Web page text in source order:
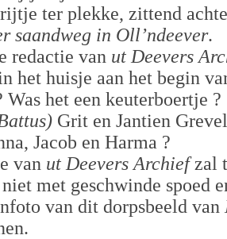
ter plekke, zittend
saandweg in Oll’ndeever.
redactie van ut Deevers
het huisje aan het begin
Was het een keuterboertje
Grit en Jantien
Jacob en Harma ?
van ut Deevers Archiefzal
met geschwinde spoed
van dit dorpsbeeld van